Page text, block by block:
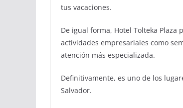
tus vacaciones.
De igual forma, Hotel Tolteka
actividades empresariales como
atención más especializada.
Definitivamente, es uno de los
Salvador.